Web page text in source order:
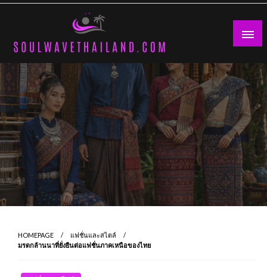
Skip
HOMEPAGE
แฟชั่นและสไตล์
มรดกล้านนาที่ยั่งยืนต่อแฟชั่นภาคเหนือของไทย